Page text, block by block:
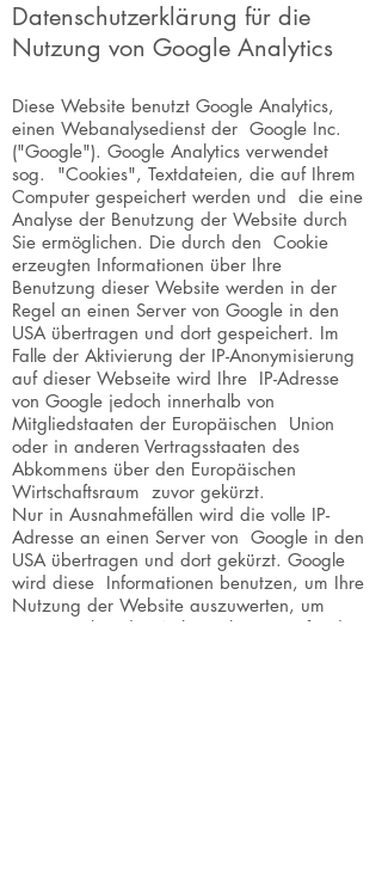
Datenschutzerklärung für die
Nutzung von Google Analytics
Diese Website benutzt Google Analytics,
einen Webanalysedienst der Google Inc.
("Google"). Google Analytics verwendet
sog. "Cookies", Textdateien, die auf Ihrem
Computer gespeichert werden und die eine
Analyse der Benutzung der Website durch
Sie ermöglichen. Die durch den Cookie
erzeugten Informationen über Ihre
Benutzung dieser Website werden in der
Regel an einen Server von Google in den
USA übertragen und dort gespeichert. Im
Falle der Aktivierung der IP-Anonymisierung
auf dieser Webseite wird Ihre IP-Adresse
von Google jedoch innerhalb von
Mitgliedstaaten der Europäischen Union
oder in anderen Vertragsstaaten des
Abkommens über den Europäischen
Wirtschaftsraum zuvor gekürzt.
Nur in Ausnahmefällen wird die volle IP-
Adresse an einen Server von Google in den
USA übertragen und dort gekürzt. Google
wird diese Informationen benutzen, um Ihre
Nutzung der Website auszuwerten, um
Reports über die Websiteaktivitäten für die